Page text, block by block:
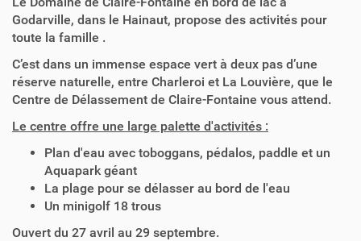
Godarville, dans le Hainaut, propose des activités pour
toute la famille .
C’est dans un immense espace vert à deux pas d’une
réserve naturelle, entre Charleroi et La Louvière, que le
Centre de Délassement de Claire-Fontaine vous attend.
Le centre offre une large palette d'activités :
Plan d'eau avec toboggans, pédalos, paddle et un
Aquapark géant
La plage pour se délasser au bord de l'eau
Un minigolf 18 trous
Ouvert du 27 avril au 29 septembre.